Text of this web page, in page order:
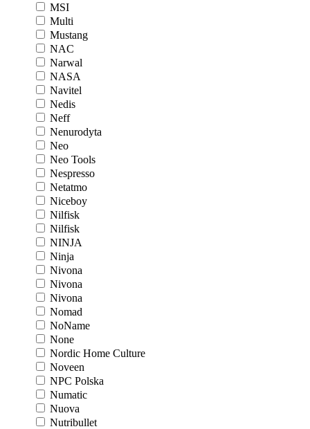
MSI
Multi
Mustang
NAC
Narwal
NASA
Navitel
Nedis
Neff
Nenurodyta
Neo
Neo Tools
Nespresso
Netatmo
Niceboy
Nilfisk
Nilfisk
NINJA
Ninja
Nivona
Nivona
Nivona
Nomad
NoName
None
Nordic Home Culture
Noveen
NPC Polska
Numatic
Nuova
Nutribullet